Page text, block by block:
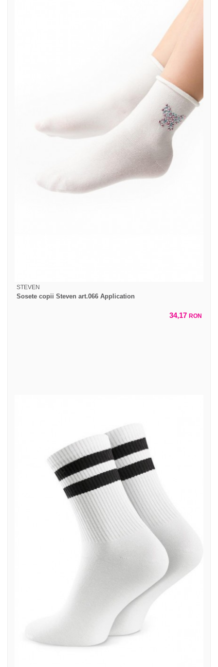
STEVEN
Sosete copii Steven art.066 Application
34,17 RON